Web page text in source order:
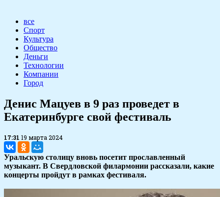
все
Спорт
Культура
Общество
Деньги
Технологии
Компании
Город
Денис Мацуев в 9 раз проведет в
Екатеринбурге свой фестиваль
17:31 19 марта 2024
Уральскую столицу вновь посетит прославленный
музыкант. В Свердловской филармонии рассказали, какие
концерты пройдут в рамках фестиваля.